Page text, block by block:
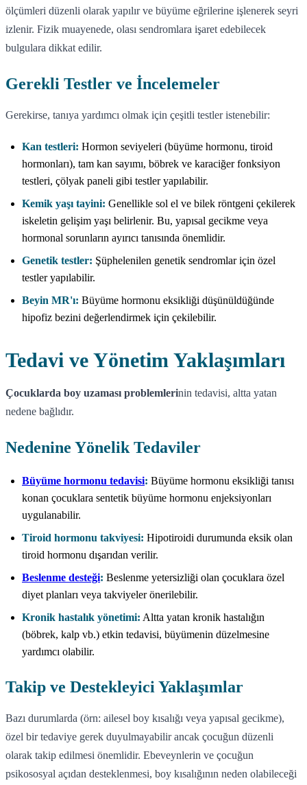
ölçümleri düzenli olarak yapılır ve büyüme eğrilerine işlenerek seyri
izlenir. Fizik muayenede, olası sendromlara işaret edebilecek
bulgulara dikkat edilir.
Gerekli Testler ve İncelemeler
Gerekirse, tanıya yardımcı olmak için çeşitli testler istenebilir:
Kan testleri: Hormon seviyeleri (büyüme hormonu, tiroid
hormonları), tam kan sayımı, böbrek ve karaciğer fonksiyon
testleri, çölyak paneli gibi testler yapılabilir.
Kemik yaşı tayini: Genellikle sol el ve bilek röntgeni çekilerek
iskeletin gelişim yaşı belirlenir. Bu, yapısal gecikme veya
hormonal sorunların ayırıcı tanısında önemlidir.
Genetik testler: Şüphelenilen genetik sendromlar için özel
testler yapılabilir.
Beyin MR'ı: Büyüme hormonu eksikliği düşünüldüğünde
hipofiz bezini değerlendirmek için çekilebilir.
Tedavi ve Yönetim Yaklaşımları
Çocuklarda boy uzaması problemlerinin tedavisi, altta yatan
nedene bağlıdır.
Nedenine Yönelik Tedaviler
Büyüme hormonu tedavisi: Büyüme hormonu eksikliği tanısı
konan çocuklara sentetik büyüme hormonu enjeksiyonları
uygulanabilir.
Tiroid hormonu takviyesi: Hipotiroidi durumunda eksik olan
tiroid hormonu dışarıdan verilir.
Beslenme desteği: Beslenme yetersizliği olan çocuklara özel
diyet planları veya takviyeler önerilebilir.
Kronik hastalık yönetimi: Altta yatan kronik hastalığın
(böbrek, kalp vb.) etkin tedavisi, büyümenin düzelmesine
yardımcı olabilir.
Takip ve Destekleyici Yaklaşımlar
Bazı durumlarda (örn: ailesel boy kısalığı veya yapısal gecikme),
özel bir tedaviye gerek duyulmayabilir ancak çocuğun düzenli
olarak takip edilmesi önemlidir. Ebeveynlerin ve çocuğun
psikososyal açıdan desteklenmesi, boy kısalığının neden olabileceği